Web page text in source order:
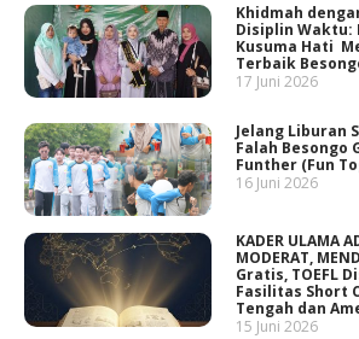
Khidmah
Disiplin Waktu:
Kusuma Hati
Terbaik
17 Juni 2026
Jelang Liburan
Falah Besongo
Funther (Fun
16 Juni 2026
KADER ULAMA
MODERAT,
Gratis, TOEFL
Fasilitas Short
Tengah dan
15 Juni 2026